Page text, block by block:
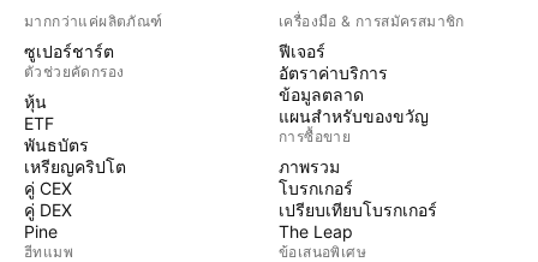
มากกว่าแค่ผลิตภัณฑ์
ซูเปอร์ชาร์ต
ตัวช่วยคัดกรอง
หุ้น
ETF
พันธบัตร
เหรียญคริปโต
คู่ CEX
คู่ DEX
Pine
ฮีทแมพ
เครื่องมือ & การสมัครสมาชิก
ฟีเจอร์
อัตราค่าบริการ
ข้อมูลตลาด
แผนสำหรับของขวัญ
การซื้อขาย
ภาพรวม
โบรกเกอร์
เปรียบเทียบโบรกเกอร์
The Leap
ข้อเสนอพิเศษ